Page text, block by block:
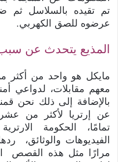
تم تقيده بالسلاسل ثم
عرضوه للصق الكهربي.
المذيع يتحدث عن
مايكل هو واحد من أكثر
معهم مقابلات، لدواعي
بالإضافة إلى ذلك نحن
عن إرتريا لأكثر من
تمامًا، الحكومة
الفيديوهات والوثائق،
مرارًا مثل هذه القصص